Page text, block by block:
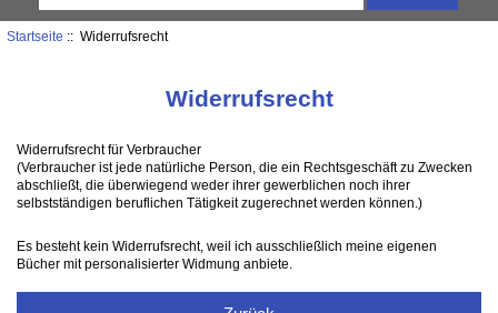
Startseite :: Widerrufsrecht
Widerrufsrecht
Widerrufsrecht für Verbraucher
(Verbraucher ist jede natürliche Person, die ein Rechtsgeschäft zu Zwecken
abschließt, die überwiegend weder ihrer gewerblichen noch ihrer
selbstständigen beruflichen Tätigkeit zugerechnet werden können.)
Es besteht kein Widerrufsrecht, weil ich ausschließlich meine eigenen
Bücher mit personalisierter Widmung anbiete.